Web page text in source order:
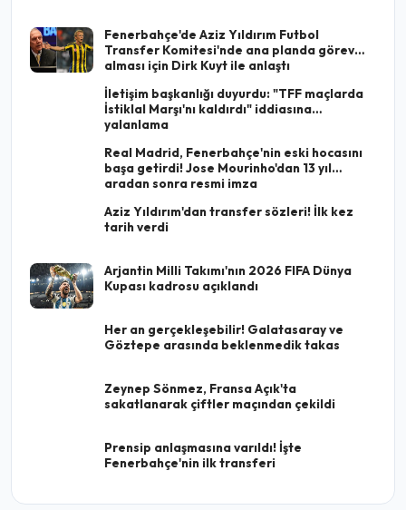
Fenerbahçe'de Aziz Yıldırım Futbol
Transfer Komitesi'nde ana planda görev
alması için Dirk Kuyt ile anlaştı
İletişim başkanlığı duyurdu: "TFF maçlarda
İstiklal Marşı'nı kaldırdı" iddiasına
yalanlama
Real Madrid, Fenerbahçe'nin eski hocasını
başa getirdi! Jose Mourinho'dan 13 yıl
aradan sonra resmi imza
Aziz Yıldırım'dan transfer sözleri! İlk kez
tarih verdi
Arjantin Milli Takımı'nın 2026 FIFA Dünya
Kupası kadrosu açıklandı
Her an gerçekleşebilir! Galatasaray ve
Göztepe arasında beklenmedik takas
Zeynep Sönmez, Fransa Açık'ta
sakatlanarak çiftler maçından çekildi
Prensip anlaşmasına varıldı! İşte
Fenerbahçe'nin ilk transferi